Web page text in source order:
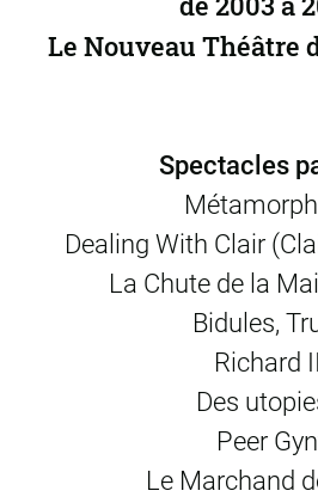
Le Nouveau Théâtre
Spectacles
Dealing With Clair
La Chute de la
Bidules,
Richard
Des
Peer
Le Marchand
scénographieRenaud de
assistanat à la mise en scène
création en 2001